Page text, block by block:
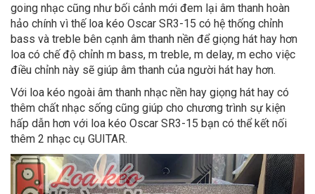
going nhạc cũng như bối cảnh mới đem lại âm thanh hoàn
hảo chính vì thế loa kéo Oscar SR3-15 có hệ thống chỉnh
bass và treble bên cạnh âm thanh nền để giọng hát hay hơn
loa có chế độ chỉnh m bass, m treble, m delay, m echo việc
điều chỉnh này sẽ giúp âm thanh của người hát hay hơn.
Với loa kéo ngoài âm thanh nhạc nền hay giọng hát hay có
thêm chất nhạc sống cũng giúp cho chương trình sự kiện
hấp dẫn hơn với loa kéo Oscar SR3-15 bạn có thể kết nối
thêm 2 nhạc cụ GUITAR.